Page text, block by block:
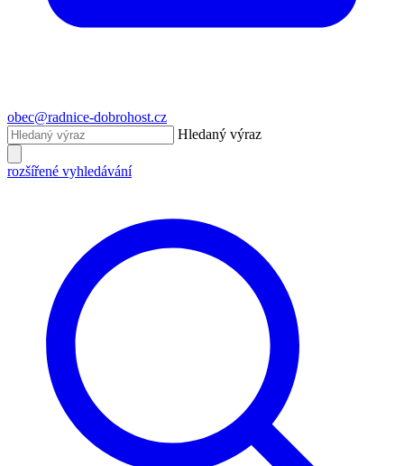
obec@radnice-dobrohost.cz
Hledaný výraz
rozšířené vyhledávání